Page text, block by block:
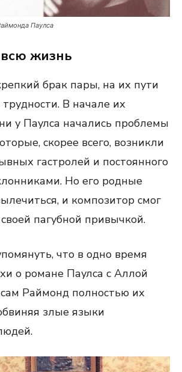
Паулса
жизнь
брак пары, на их пути
В начале их
у Паулса начались проблемы
скорее всего, возникли
гастролей и постоянного
Но его родные
и композитор смог
пагубной привычкой.
что в одно время
о романе Паулса с Аллой
Раймонд полностью их
злые языки